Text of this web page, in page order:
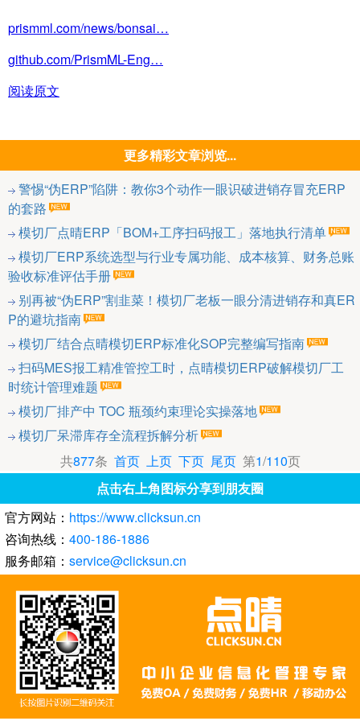
prismml.com/news/bonsai…
github.com/PrismML-Eng…
阅读原文
更多精彩文章浏览...
警惕“伪ERP”陷阱：教你3个动作一眼识破进销存冒充ERP
的套路
模切厂点晴ERP「BOM+工序扫码报工」落地执行清单
模切厂ERP系统选型与行业专属功能、成本核算、财务总账
验收标准评估手册
别再被“伪ERP”割韭菜！模切厂老板一眼分清进销存和真ER
P的避坑指南
模切厂结合点晴模切ERP标准化SOP完整编写指南
扫码MES报工精准管控工时，点晴模切ERP破解模切厂工
时统计管理难题
模切厂排产中 TOC 瓶颈约束理论实操落地
模切厂呆滞库存全流程拆解分析
共877条 首页 上页 下页 尾页第1/110页
点击右上角图标分享到朋友圈
官方网站： https://www.clicksun.cn
咨询热线： 400-186-1886
服务邮箱： service@clicksun.cn